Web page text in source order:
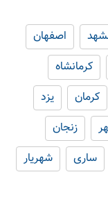
اصفهان
کرمانشاه
کرمان
یزد
زنجان
ساری
شهریار